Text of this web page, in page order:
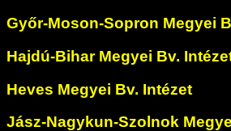
Győr-Moson-Sopron Megyei
Hajdú-Bihar Megyei Bv.
Heves Megyei Bv. Intézet
Jász-Nagykun-Szolnok